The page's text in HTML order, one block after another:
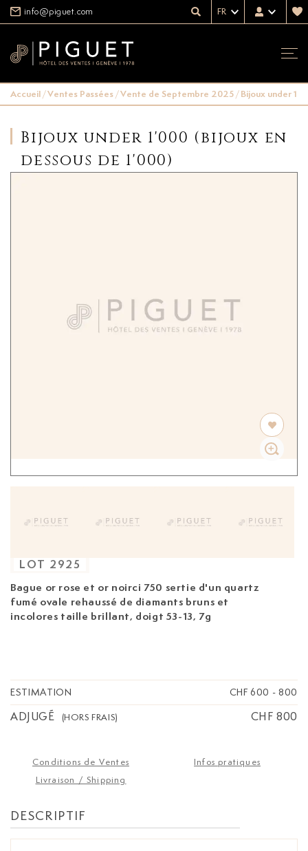
info@piguet.com FR
Accueil/Ventes Passées/Vente de Septembre 2025/Bijoux under
Bijoux under 1'000 (bijoux en
dessous de 1'000)
Bague or rose et or noirci 750 sertie d'un quartz
fumé ovale rehaussé de diamants bruns et
incolores taille brillant, doigt 53-13, 7g
LOT 2925
ESTIMATION CHF 600 - 800
ADJUGÉ (HORS FRAIS) CHF 800
Conditions de Ventes
Infos pratiques
Livraison / Shipping
DESCRIPTIF